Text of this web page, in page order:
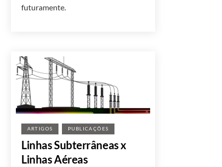
futuramente.
ARTIGOS PUBLICAÇÕES
Linhas Subterrâneas x
Linhas Aéreas